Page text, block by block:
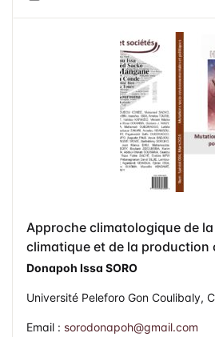
Approche climatologique de
climatique et de la production
département de Tengréla (Côte
Donapoh Issa SORO
Université Peleforo Gon Coulibaly,
Email : sorodonapoh@gmail.com